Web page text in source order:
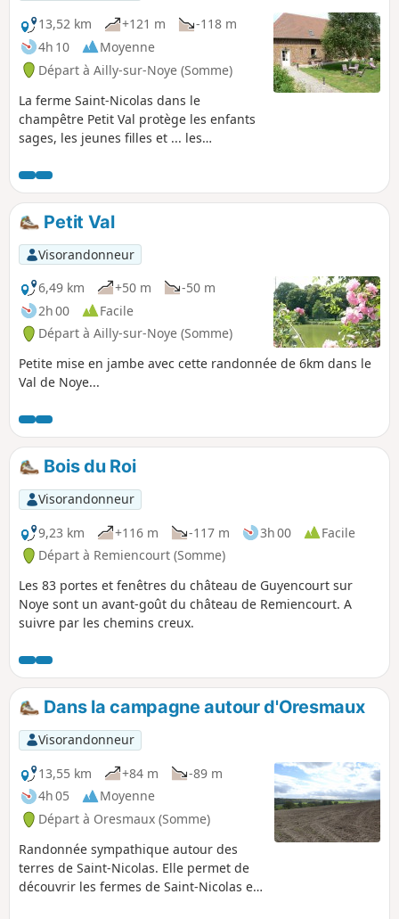
13,52 km
+121 m
-118 m
4h 10
Moyenne
Départ à Ailly-sur-Noye (Somme)
La ferme Saint-Nicolas dans le
champêtre Petit Val protège les enfants
sages, les jeunes filles et ... les
Petit Val
Visorandonneur
6,49 km
+50 m
-50 m
2h 00
Facile
Départ à Ailly-sur-Noye (Somme)
Petite mise en jambe avec cette randonnée de 6km dans le
Val de Noye...
Bois du Roi
Visorandonneur
9,23 km
+116 m -117 m 3h 00
Facile
Départ à Remiencourt (Somme)
Les 83 portes et fenêtres du château de Guyencourt sur
Noye sont un avant-goût du château de Remiencourt. A
suivre par les chemins creux.
Dans la campagne autour d'Oresmaux
Visorandonneur
13,55 km
+84 m
-89 m
4h 05
Moyenne
Départ à Oresmaux (Somme)
Randonnée sympathique autour des
terres de Saint-Nicolas. Elle permet de
découvrir les fermes de Saint-Nicolas et